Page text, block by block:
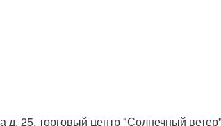
25, торговый центр "Солнечный